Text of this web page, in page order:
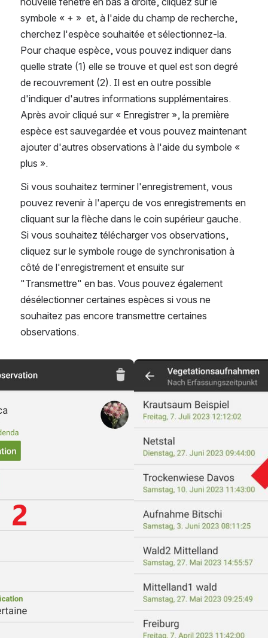
symbole « + »  et, à l'aide du champ de recherche,
cherchez l'espèce souhaitée et sélectionnez-la.
Pour chaque espèce, vous pouvez indiquer dans
quelle strate (1) elle se trouve et quel est son degré
de recouvrement (2). Il est en outre possible
d'indiquer d'autres informations supplémentaires.
Après avoir cliqué sur « Enregistrer », la première
espèce est sauvegardée et vous pouvez maintenant
ajouter d'autres observations à l'aide du symbole «
plus ».
Si vous souhaitez terminer l'enregistrement, vous
pouvez revenir à l'aperçu de vos enregistrements en
cliquant sur la flèche dans le coin supérieur gauche.
Si vous souhaitez télécharger vos observations,
cliquez sur le symbole rouge de synchronisation à
côté de l'enregistrement et ensuite sur
"Transmettre" en bas. Vous pouvez également
désélectionner certaines espèces si vous ne
souhaitez pas encore transmettre certaines
observations.